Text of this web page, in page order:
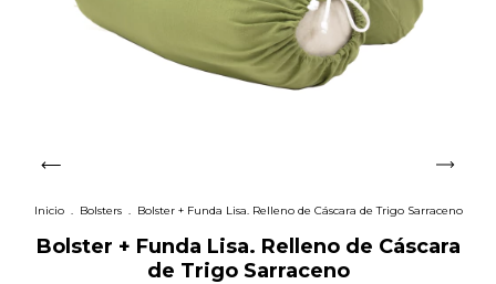
Inicio . Bolsters . Bolster + Funda Lisa. Relleno de Cáscara de Trigo Sarraceno
Bolster + Funda Lisa. Relleno de Cáscara
de Trigo Sarraceno